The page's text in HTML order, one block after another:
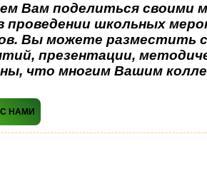
Вам поделиться своими
школьных
Вы можете разместить
презентации,
что многим Вашим
НАМИ